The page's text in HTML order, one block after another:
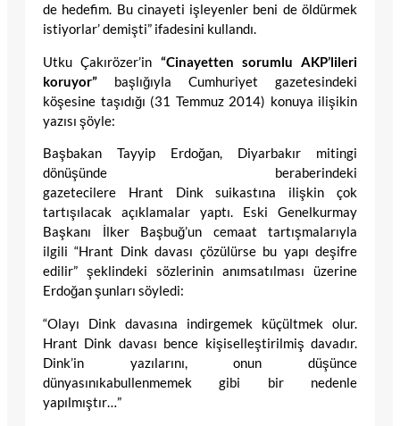
de hedefim. Bu cinayeti işleyenler beni de öldürmek
istiyorlar’ demişti” ifadesini kullandı.
Utku Çakırözer’in “Cinayetten sorumlu AKP’lileri
koruyor” başlığıyla Cumhuriyet gazetesindeki
köşesine taşıdığı (31 Temmuz 2014) konuya ilişikin
yazısı şöyle:
Başbakan Tayyip Erdoğan, Diyarbakır mitingi
dönüşünde beraberindeki
gazetecilere Hrant Dink suikastına ilişkin çok
tartışılacak açıklamalar yaptı. Eski Genelkurmay
Başkanı İlker Başbuğ’un cemaat tartışmalarıyla
ilgili “Hrant Dink davası çözülürse bu yapı deşifre
edilir” şeklindeki sözlerinin anımsatılması üzerine
Erdoğan şunları söyledi:
“Olayı Dink davasına indirgemek küçültmek olur.
Hrant Dink davası bence kişiselleştirilmiş davadır.
Dink’in yazılarını, onun düşünce
dünyasınıkabullenmemek gibi bir nedenle
yapılmıştır…”